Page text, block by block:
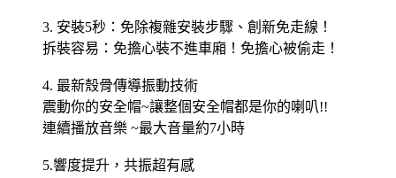
3. 安裝5秒：免除複雜安裝步驟、創新免走線！
拆裝容易：免擔心裝不進車廂！免擔心被偷走！
4. 最新殼骨傳導振動技術
震動你的安全帽~讓整個安全帽都是你的喇叭!!
連續播放音樂 ~最大音量約7小時
5.響度提升，共振超有感